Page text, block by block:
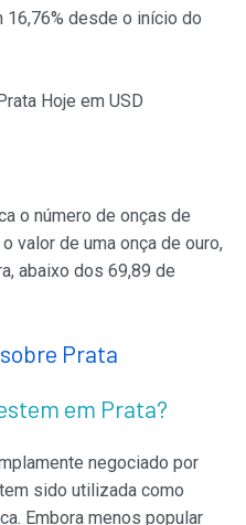
16,76% desde o início do
Hoje em USD
o número de onças de
valor de uma onça de ouro,
abaixo dos 69,89 de
Prata
em Prata?
negociado por
sido utilizada como
Embora menos popular